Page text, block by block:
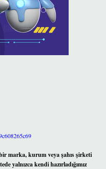
marka, kurum veya şahıs şirketi
yalnızca kendi hazırladığımız